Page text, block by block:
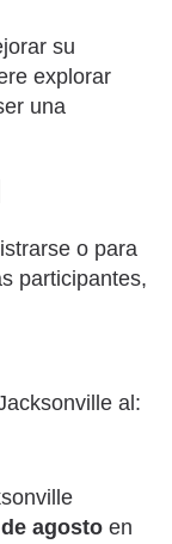
su
explorar
una
o para
participantes,
al:
agosto en